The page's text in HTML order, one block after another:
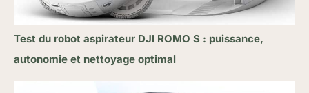
Test du robot aspirateur DJI ROMO S : puissance,
autonomie et nettoyage optimal